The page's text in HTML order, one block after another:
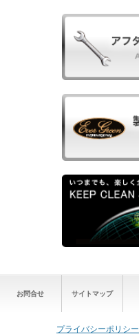
お問合せ サイトマップ
プライバシーポリシー